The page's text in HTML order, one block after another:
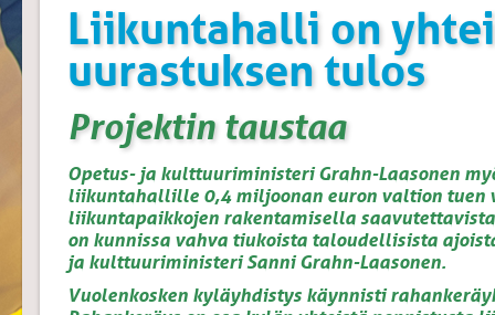
Liikuntahalli on
uurastuksen tulos
Projektin taustaa
Opetus- ja kulttuuriministeri Grahn-Laasonen
liikuntahallille 0,4 miljoonan euron valtion tuen
liikuntapaikkojen rakentamisella
on kunnissa vahva tiukoista taloudellisista
ja kulttuuriministeri Sanni Grahn-Laasonen.
Vuolenkosken kyläyhdistys käynnisti